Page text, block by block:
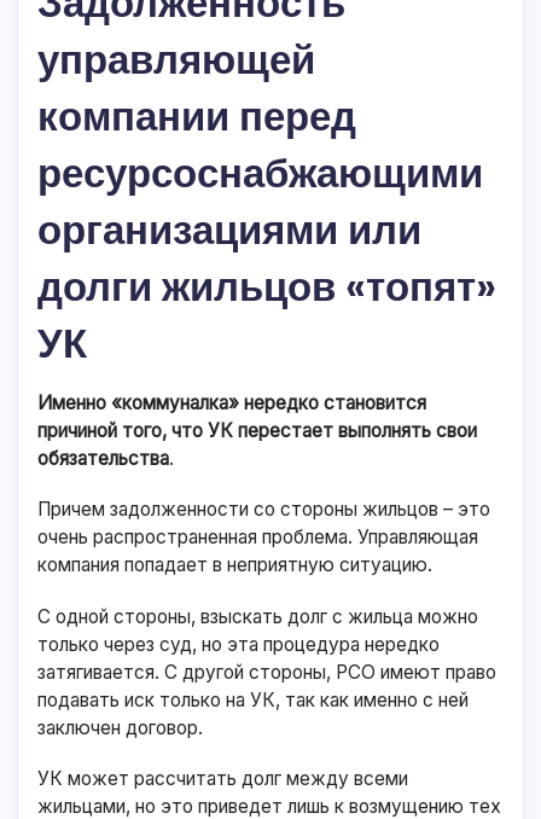
управляющей
компании перед
ресурсоснабжающими
организациями или
долги жильцов «топят»
УК
Именно «коммуналка» нередко становится
причиной того, что УК перестает выполнять свои
обязательства.
Причем задолженности со стороны жильцов – это
очень распространенная проблема. Управляющая
компания попадает в неприятную ситуацию.
С одной стороны, взыскать долг с жильца можно
только через суд, но эта процедура нередко
затягивается. С другой стороны, РСО имеют право
подавать иск только на УК, так как именно с ней
заключен договор.
УК может рассчитать долг между всеми
жильцами, но это приведет лишь к возмущению тех